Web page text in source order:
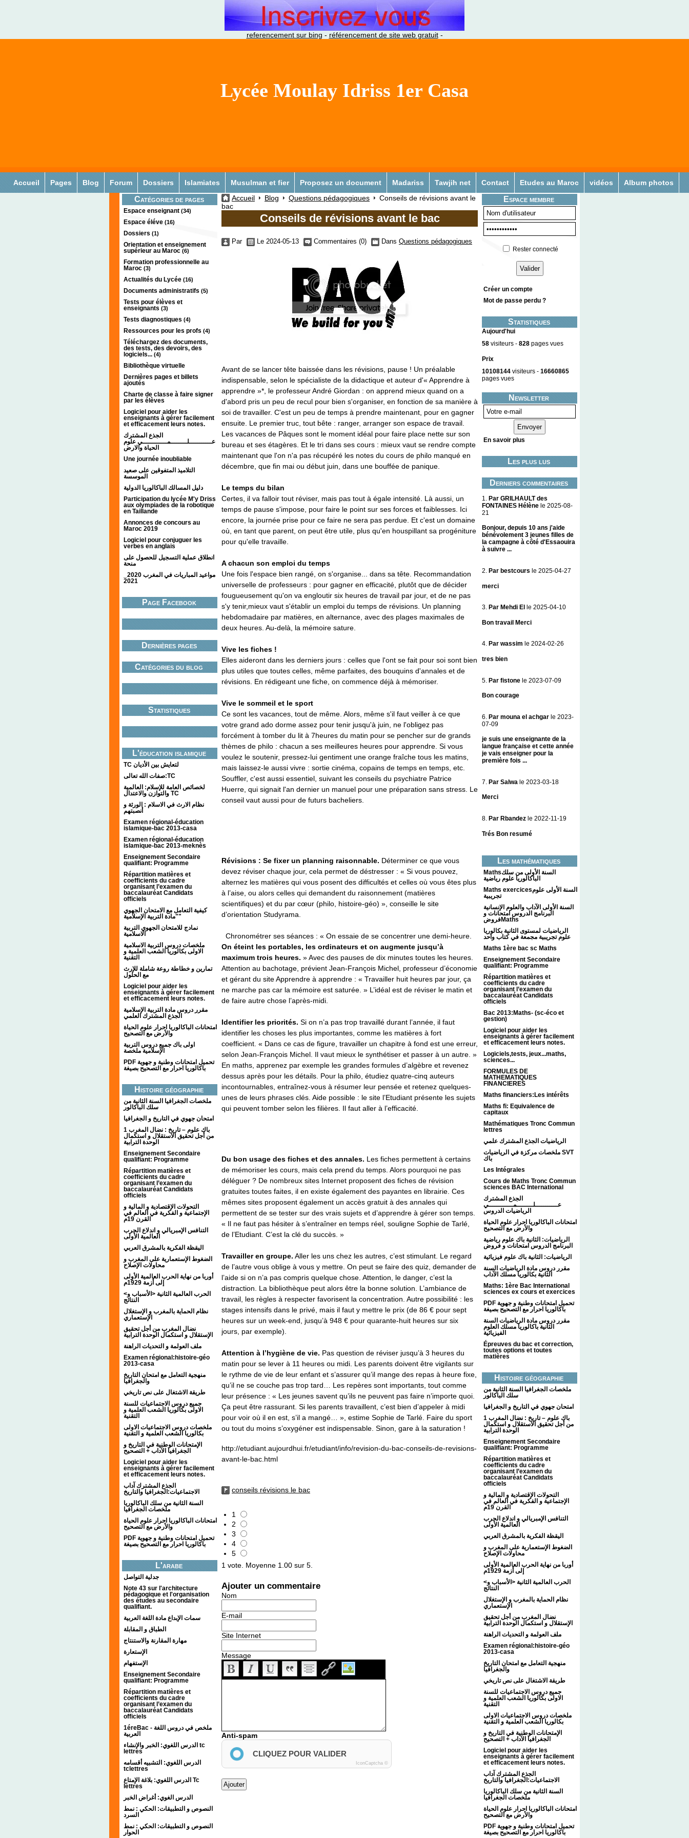
referencement sur bing - référencement de site web gratuit-
Lycée Moulay Idriss 1er Casa
Accueil Pages Blog Forum Dossiers Islamiates Musulman et fier Proposez un document Madariss Tawjih net Contact Etudes au Maroc vidéos Album photos
Catégories de pages
Espace enseignant (34)
Espace éléve (16)
Dossiers (1)
Orientation et enseignement
supérieur au Maroc (6)
Formation professionnelle au
Maroc (3)
Actualités du Lycée (16)
Documents administratifs (5)
Tests pour élèves et
enseignants (3)
Tests diagnostiques (4)
Ressources pour les profs (4)
Téléchargez des documents,
des tests, des devoirs, des
logiciels... (4)
Bibliothèque virtuelle
Dernières pages et billets
ajoutés
Charte de classe à faire signer
par les élèves
Logiciel pour aider les
enseignants à gérer facilement
et efficacement leurs notes.
الجذع المشترك
عـــــــــــلــــــــمــــــــــــي علوم
الحياة والارض
Une journée inoubliable
التلاميذ المتفوقين على صعيد
الموسسة
دليل المسالك الباكالوريا الدولية
Participation du lycée M'y Driss
aux olympiades de la robotique
en Taillande
Annonces de concours au
Maroc 2019
Logiciel pour conjuguer les
verbes en anglais
انطلاق عملية التسجيل للحصول على
منحة
2021
Page Facebook
Dernières pages
Catégories du blog
Statistiques
L'éducation islamique
TC لتعايش بين الأديان
صفات الله تعالى:TC
لخصائص العامة للإسلام: العالمية
والتوازن والاعتدال TC
نظام الارث في الاسلام : الورثة و
أنصبتهم
Examen régional-éducation
islamique-bac 2013-casa
Examen régional-éducation
islamique-bac 2013-meknès
Enseignement Secondaire
qualifiant: Programme
Répartition matières et
coefficients du cadre
organisant l’examen du
baccalauréat Candidats
officiels
كيفية التعامل مع الامتحان الجهوي
"مادة التربية الإسلامية"
نمادج للامتحان الجهوي التربية
الاسلامية
ملخصات دروس التربية الاسلامية
الاولى بكالوريا الشعب العلمية و
التقنية
تمارين و خطاطة روعة شاملة للإرث
مع الحلول
Logiciel pour aider les
enseignants à gérer facilement
et efficacement leurs notes.
مقرر دروس مادة التربية الإسلامية
الجذع المشترك العلمي
امتحانات الباكالوريا احرار علوم الحياة
والأرض مع التصحيح
اولى باك جميع دروس التربية
الإسلامية ملخصة
PDF تحميل امتحانات وطنية و جهوية
باكالوريا احرار مع التصحيح بصيغة
Histoire géographie
ملخصات الجغرافيا السنة الثانية من
سلك الباكالور
امتحان جهوي في التاريخ و الجغرافيا
1 باك علوم – تاريخ : نضال المغرب
من أجل تحقيق الاستقلال و استكمال
الوحدة الترابية
Enseignement Secondaire
qualifiant: Programme
Répartition matières et
coefficients du cadre
organisant l’examen du
baccalauréat Candidats
officiels
التحولات الإقتصادية و المالية و
الإجتماعية و الفكرية في العالم في
القرن 19م
التنافس الإمبريالي و اندلاع الحرب
العالمية الأولى
اليقظة الفكرية بالمشرق العربي
الضغوط الإستعمارية على المغرب و
محاولات الإصلاح
أوربا من نهاية الحرب العالمية الأولى
إلى أزمة 1929م
<الحرب العالمية الثانية <الأسباب و
النتائج
نظام الحماية بالمغرب و الإستغلال
الإستعماري
نضال المغرب من أجل تحقيق
الإستقلال و استكمال الوحدة الترابية
ملف العولمة و التحديات الراهنة
Examen régional:histoire-géo
2013-casa
منهجية التعامل مع امتحان التاريخ
والجغرافيا
طريقة الاشتغال على نص تاريخي
جميع دروس الاجتماعيات للسنة
الاولى بكالوريا الشعب العلمية و
التقنية
ملخصات دروس الاجتماعيات الاولى
بكالوريا الشعب العلمية و التقنية
الإمتحانات الوطنية في التاريخ و
الجغرافيا الآداب + التصحيح
Logiciel pour aider les
enseignants à gérer facilement
et efficacement leurs notes.
الجذع المشترك آداب
الاجتماعيات:الجغرافيا والتاريخ
السنة الثانية من سلك الباكالوريا
ملخصات الجغرافيا
امتحانات الباكالوريا احرار علوم الحياة
والأرض مع التصحيح
PDF تحميل امتحانات وطنية و جهوية
باكالوريا احرار مع التصحيح بصيغة
L'arabe
جدلية التواصل
Note 43 sur l'architecture
pédagogique et l'organisation
des études au secondaire
qualifiant.
سمات الإبداع مادة اللغة العربية
الطباق و المقابلة
مهارة المقارنة والاستنتاج
الإستعارة
الإستفهام
Enseignement Secondaire
qualifiant: Programme
Répartition matières et
coefficients du cadre
organisant l’examen du
baccalauréat Candidats
officiels
1éreBac - ملخص في دروس اللغة
العربية
الدرس اللغوي: الخبر والإنشاء tc
lettres
الدرس اللغوي: التشبيه أقسامه
tclettres
الدرس اللغوي: بلاغة الإمتاع Tc
lettres
الدرس الغوي: أغراض الخبر
النصوص و التطبيقات: الحكي : نمط
السرد
النصوص و التطبيقات: الحكي : نمط
الحوار
Espace membre
Rester connecté
Créer un compte
Mot de passe perdu ?
Statistiques
Aujourd'hui
58 visiteurs - 828 pages vues
Prix
10108144 visiteurs - 16660865
pages vues
Newsletter
En savoir plus
Les plus lus
Derniers commentaires
1.
Par GRILHAULT des
FONTAINES Hélène le 2025-08-
21
Bonjour, depuis 10 ans j'aide
bénévolement 3 jeunes filles de
la campagne à côté d'Essaouira
à suivre ...
2. Par bestcours le 2025-04-27
merci
3. Par Mehdi El le 2025-04-10
Bon travail Merci
4. Par wassim le 2024-02-26
tres bien
5. Par fistone le 2023-07-09
Bon courage
6. Par mouna el achgar le 2023-
07-09
je suis une enseignante de la
langue française et cette année
je vais enseigner pour la
première fois ...
7. Par Salwa le 2023-03-18
Merci
8. Par Rbandez le 2022-11-19
Trés Bon resumé
Les mathématiques
Mathsالسنة الأولى من سلك
الباكالوريا علوم رياضية
Maths exercicesالسنة الأولى علوم
تجريبية
السنة الأولى الآداب والعلوم الإنسانية
البرنامج الدروس امتحانات و
فروضMaths
الرياضيات لمستوى الثانية بكالوريا
علوم تجريبية مجمعة في كتاب واحد
Maths 1ère bac sc Maths
Enseignement Secondaire
qualifiant: Programme
Répartition matières et
coefficients du cadre
organisant l’examen du
baccalauréat Candidats
officiels
Bac 2013:Maths- (sc-éco et
gestion)
Logiciel pour aider les
enseignants à gérer facilement
et efficacement leurs notes.
Logiciels,tests, jeux...maths,
sciences...
FORMULES DE
MATHEMATIQUES
FINANCIERES
Maths financiers:Les intérêts
Maths fi: Equivalence de
capitaux
Mathématiques Tronc Commun
lettres
الرياضيات الجذع المشترك علمي
ملخصات مركزة في الرياضيات SVT
باك
Les Intégrales
Cours de Maths Tronc Commun
sciences BAC International
الجذع المشترك
عـــــــــــلــــــــمــــــــــــي
الرياضيات الدروس
امتحانات الباكالوريا احرار علوم الحياة
والأرض مع التصحيح
الرياضيات: الثانية باك علوم رياضية
البرنامج الدروس امتحانات و فروض
الرياضيات: الثانية باك علوم فيزيائية
مقرر دروس مادة الرياضيات السنة
الثانية بكالوريا مسلك الآداب
Maths: 1ère Bac International
sciences ex cours et exercices
PDF تحميل امتحانات وطنية و جهوية
باكالوريا احرار مع التصحيح بصيغة
مقرر دروس مادة الرياضيات السنة
الثانية باكالوريا مسلك العلوم
الفيزيائية
Épreuves du bac et correction,
toutes options et toutes
matières
Histoire géographie
ملخصات الجغرافيا السنة الثانية من
سلك الباكالور
امتحان جهوي في التاريخ و الجغرافيا
1 باك علوم – تاريخ : نضال المغرب
من أجل تحقيق الاستقلال و استكمال
الوحدة الترابية
Enseignement Secondaire
qualifiant: Programme
Répartition matières et
coefficients du cadre
organisant l’examen du
baccalauréat Candidats
officiels
التحولات الإقتصادية و المالية و
الإجتماعية و الفكرية في العالم في
القرن 19م
التنافس الإمبريالي و اندلاع الحرب
العالمية الأولى
اليقظة الفكرية بالمشرق العربي
الضغوط الإستعمارية على المغرب و
محاولات الإصلاح
أوربا من نهاية الحرب العالمية الأولى
إلى أزمة 1929م
<الحرب العالمية الثانية <الأسباب و
النتائج
نظام الحماية بالمغرب و الإستغلال
الإستعماري
نضال المغرب من أجل تحقيق
الإستقلال و استكمال الوحدة الترابية
ملف العولمة و التحديات الراهنة
Examen régional:histoire-géo
2013-casa
منهجية التعامل مع امتحان التاريخ
والجغرافيا
طريقة الاشتغال على نص تاريخي
جميع دروس الاجتماعيات للسنة
الاولى بكالوريا الشعب العلمية و
التقنية
ملخصات دروس الاجتماعيات الاولى
بكالوريا الشعب العلمية و التقنية
الإمتحانات الوطنية في التاريخ و
الجغرافيا الآداب + التصحيح
Logiciel pour aider les
enseignants à gérer facilement
et efficacement leurs notes.
الجذع المشترك آداب
الاجتماعيات:الجغرافيا والتاريخ
السنة الثانية من سلك الباكالوريا
ملخصات الجغرافيا
امتحانات الباكالوريا احرار علوم الحياة
والأرض مع التصحيح
PDF تحميل امتحانات وطنية و جهوية
باكالوريا احرار مع التصحيح بصيغة
Accueil Blog Questions pédagogiques
Conseils de révisions avant le
bac
Conseils de révisions avant le bac
Par Le 2024-05-13 Commentaires (0) Dans Questions pédagogiques
Avant de se lancer tête baissée dans les révisions, pause ! Un préalable
indispensable, selon le spécialiste de la didactique et auteur d'« Apprendre à
apprendre »*, le professeur André Giordan : on apprend mieux quand on a
d'abord pris un peu de recul pour bien s'organiser, en fonction de sa manière à
soi de travailler. C'est un peu de temps à prendre maintenant, pour en gagner
ensuite. Le premier truc, tout bête : ranger, arranger son espace de travail.
Les vacances de Pâques sont le moment idéal pour faire place nette sur son
bureau et ses étagères. Et le tri dans ses cours : mieux vaut se rendre compte
maintenant que l'on n'a pas récupéré les notes du cours de philo manqué en
décembre, que fin mai ou début juin, dans une bouffée de panique.
Le temps du bilan
Certes, il va falloir tout réviser, mais pas tout à égale intensité. Là aussi, un
temps de pause s'impose, pour faire le point sur ses forces et faiblesses. Ici
encore, la journée prise pour ce faire ne sera pas perdue. Et c'est un domaine
où, en tant que parent, on peut être utile, plus qu'en houspillant sa progéniture
pour qu'elle travaille.
A chacun son emploi du temps
Une fois l'espace bien rangé, on s'organise... dans sa tête. Recommandation
universelle de professeurs : pour gagner en efficacité, plutôt que de décider
fougueusement qu'on va engloutir six heures de travail par jour, et de ne pas
s'y tenir,mieux vaut s'établir un emploi du temps de révisions. Un planning
hebdomadaire par matières, en alternance, avec des plages maximales de
deux heures. Au-delà, la mémoire sature.
Vive les fiches !
Elles aideront dans les derniers jours : celles que l'ont se fait pour soi sont bien
plus utiles que toutes celles, même parfaites, des bouquins d'annales et de
révisions. En rédigeant une fiche, on commence déjà à mémoriser.
Vive le sommeil et le sport
Ce sont les vacances, tout de même. Alors, même s'il faut veiller à ce que
votre grand ado dorme assez pour tenir jusqu'à juin, ne l'obligez pas
forcément à tomber du lit à 7heures du matin pour se pencher sur de grands
thèmes de philo : chacun a ses meilleures heures pour apprendre. Si vous
voulez le soutenir, pressez-lui gentiment une orange fraîche tous les matins,
mais laissez-le aussi vivre : sortie cinéma, copains de temps en temps, etc.
Souffler, c'est aussi essentiel, suivant les conseils du psychiatre Patrice
Huerre, qui signait l'an dernier un manuel pour une préparation sans stress. Le
conseil vaut aussi pour de futurs bacheliers.
Révisions : Se fixer un planning raisonnable. Déterminer ce que vous
devez réviser chaque jour, cela permet de déstresser : « Si vous pouvez,
alternez les matières qui vous posent des difficultés et celles où vous êtes plus
à l’aise, ou alors celles qui demandent du raisonnement (matières
scientifiques) et du par cœur (philo, histoire-géo) », conseille le site
d’orientation Studyrama.
Chronométrer ses séances : « On essaie de se concentrer une demi-heure.
On éteint les portables, les ordinateurs et on augmente jusqu’à
maximum trois heures. » Avec des pauses de dix minutes toutes les heures.
Attention au bachotage, prévient Jean-François Michel, professeur d’économie
et gérant du site Apprendre à apprendre : « Travailler huit heures par jour, ça
ne marche pas car la mémoire est saturée. » L’idéal est de réviser le matin et
de faire autre chose l’après-midi.
Identifier les priorités. Si on n’a pas trop travaillé durant l’année, il faut
identifier les choses les plus importantes, comme les matières à fort
coefficient. « Dans ce cas de figure, travailler un chapitre à fond est une erreur,
selon Jean-François Michel. Il vaut mieux le synthétiser et passer à un autre. »
En maths, apprenez par exemple les grandes formules d’algèbre et revenez
dessus après pour les détails. Pour la philo, étudiez quatre-cinq auteurs
incontournables, entraînez-vous à résumer leur pensée et retenez quelques-
unes de leurs phrases clés. Aide possible : le site l’Etudiant présente les sujets
qui peuvent tomber selon les filières. Il faut aller à l’efficacité.
Du bon usage des fiches et des annales. Les fiches permettent à certains
de mémoriser les cours, mais cela prend du temps. Alors pourquoi ne pas
déléguer ? De nombreux sites Internet proposent des fiches de révision
gratuites toutes faites, il en existe également des payantes en librairie. Ces
mêmes sites proposent également un accès gratuit à des annales qui
permettent de se tester sur des vrais sujets et d’apprendre à gérer son temps.
« Il ne faut pas hésiter à s’entraîner en temps réel, souligne Sophie de Tarlé,
de l’Etudiant. C’est la clé du succès. »
Travailler en groupe. Aller les uns chez les autres, c’est stimulant. Le regard
de l’autre vous oblige à vous y mettre. On peut se faire des quiz, demander de
l’aide si on n’a pas compris quelque chose. Attention, le danger, c’est la
distraction. La bibliothèque peut alors être la bonne solution. L’ambiance de
travail, les règles à respecter favorisent la concentration. Autre possibilité : les
stages intensifs dans le privé, mais il faut y mettre le prix (de 86 € pour sept
heures sur un week-end, jusqu’à 948 € pour quarante-huit heures sur six
jours, par exemple).
Attention à l’hygiène de vie. Pas question de réviser jusqu’à 3 heures du
matin pour se lever à 11 heures ou midi. Les parents doivent être vigilants sur
le rythme de vie de leur enfant et s’assurer qu’il mange des repas à heure fixe,
qu’il ne se couche pas trop tard… Les repères sont importants, tout comme
leur présence : « Les jeunes savent qu’ils ne peuvent pas faire n’importe quoi.
Ça peut être rassurant. Si les parents travaillent, c’est bien d’appeler à midi
pour voir où il en est, s’il a mangé… », estime Sophie de Tarlé. Faire du sport
ou tout du moins s’oxygéner est indispensable. Sinon, gare à la saturation !
http://etudiant.aujourdhui.fr/etudiant/info/revision-du-bac-conseils-de-revisions-
avant-le-bac.html
conseils révisions le bac
1
2
3
4
5
1 vote. Moyenne 1.00 sur 5.
Ajouter un commentaire
Nom
E-mail
Site Internet
Message
Anti-spam
CLIQUEZ POUR VALIDER
IconCaptcha ©